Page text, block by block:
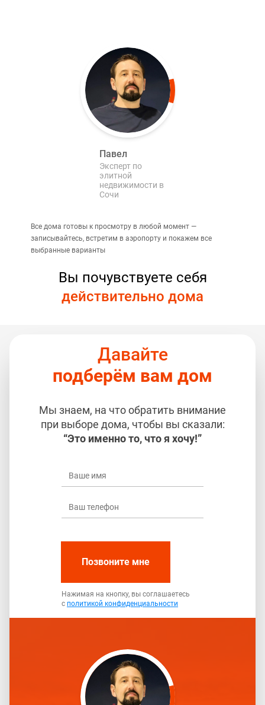
Павел
Эксперт по
элитной
недвижимости в
Сочи
Все дома готовы к просмотру в любой момент —
записывайтесь, встретим в аэропорту и покажем все
выбранные варианты
Вы почувствуете себя
действительно дома
Давайте
подберём вам дом
Мы знаем, на что обратить внимание
при выборе дома, чтобы вы сказали:
“Это именно то, что я хочу!”
Позвоните мне
Нажимая на кнопку, вы соглашаетесь
с политикой конфиденциальности